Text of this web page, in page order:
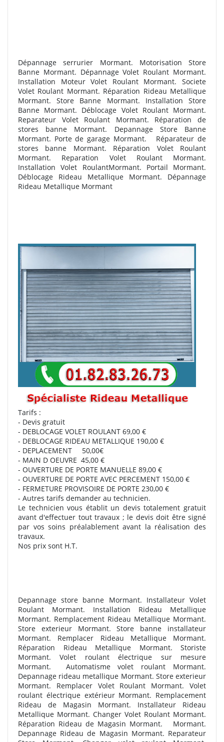
Dépannage serrurier Mormant. Motorisation Store
Banne Mormant. Dépannage Volet Roulant Mormant.
Installation Moteur Volet Roulant Mormant. Societe
Volet Roulant Mormant. Réparation Rideau Metallique
Mormant. Store Banne Mormant. Installation Store
Banne Mormant. Déblocage Volet Roulant Mormant.
Reparateur Volet Roulant Mormant. Réparation de
stores banne Mormant. Depannage Store Banne
Mormant. Porte de garage Mormant. Réparateur de
stores banne Mormant. Réparation Volet Roulant
Mormant. Reparation Volet Roulant Mormant.
Installation Volet RoulantMormant. Portail Mormant.
Déblocage Rideau Metallique Mormant. Dépannage
Rideau Metallique Mormant
Tarifs :
- Devis gratuit
- DEBLOCAGE VOLET ROULANT 69,00 €
- DEBLOCAGE RIDEAU METALLIQUE 190,00 €
- DEPLACEMENT 50,00€
- MAIN D OEUVRE 45,00 €
- OUVERTURE DE PORTE MANUELLE 89,00 €
- OUVERTURE DE PORTE AVEC PERCEMENT 150,00 €
- FERMETURE PROVISOIRE DE PORTE 230,00 €
- Autres tarifs demander au technicien.
Le technicien vous établit un devis totalement gratuit
avant d'effectuer tout travaux ; le devis doit être signé
par vos soins préalablement avant la réalisation des
travaux.
Nos prix sont H.T.
Depannage store banne Mormant. Installateur Volet
Roulant Mormant. Installation Rideau Metallique
Mormant. Remplacement Rideau Metallique Mormant.
Store exterieur Mormant. Store banne installateur
Mormant. Remplacer Rideau Metallique Mormant.
Réparation Rideau Metallique Mormant. Storiste
Mormant. Volet roulant électrique sur mesure
Mormant. Automatisme volet roulant Mormant.
Depannage rideau metallique Mormant. Store exterieur
Mormant. Remplacer Volet Roulant Mormant. Volet
roulant électrique extérieur Mormant. Remplacement
Rideau de Magasin Mormant. Installateur Rideau
Metallique Mormant. Changer Volet Roulant Mormant.
Réparation Rideau de Magasin Mormant.
Mormant.
Depannage Rideau de Magasin Mormant. Reparateur